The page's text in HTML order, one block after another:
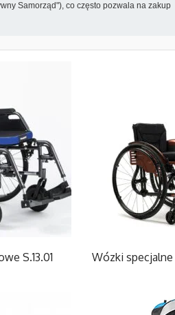
Samorząd"), co często pozwala na zakup
S.13.01 Wózki specjalne